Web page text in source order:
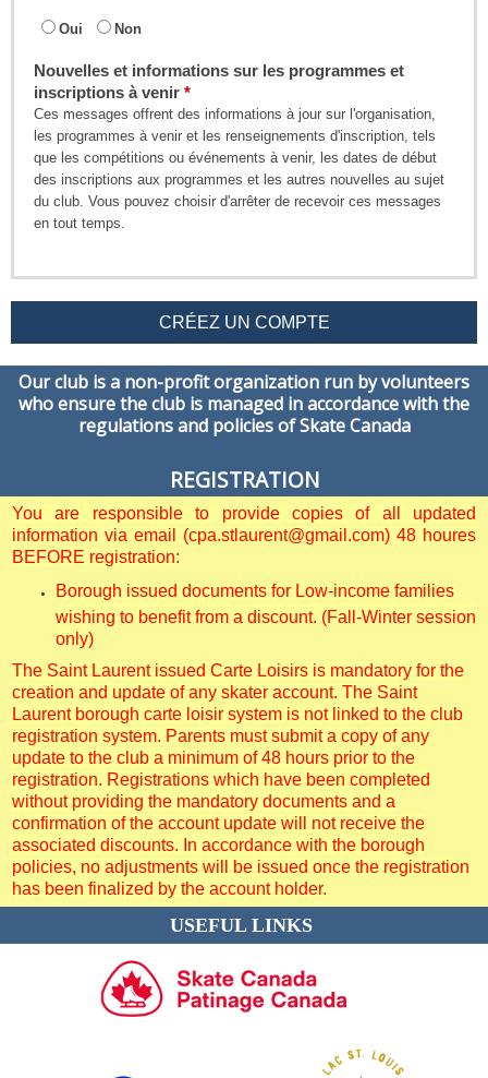
Oui Non
Nouvelles et informations sur les programmes et
inscriptions à venir
Ces messages offrent des informations à jour sur l'organisation,
les programmes à venir et les renseignements d'inscription, tels
que les compétitions ou événements à venir, les dates de début
des inscriptions aux programmes et les autres nouvelles au sujet
du club. Vous pouvez choisir d'arrêter de recevoir ces messages
en tout temps.
CRÉEZ UN COMPTE
Our club is a non-profit organization run by volunteers
who ensure the club is managed in accordance with the
regulations and policies of Skate Canada
REGISTRATION
You are responsible to provide copies of all updated
information via email (cpa.stlaurent@gmail.com) 48 houres
BEFORE registration:
Borough issued documents for Low-income families
wishing to benefit from a discount. (Fall-Winter session
only)
The Saint Laurent issued Carte Loisirs is mandatory for the
creation and update of any skater account. The Saint
Laurent borough carte loisir system is not linked to the club
registration system. Parents must submit a copy of any
update to the club a minimum of 48 hours prior to the
registration. Registrations which have been completed
without providing the mandatory documents and a
confirmation of the account update will not receive the
associated discounts. In accordance with the borough
policies, no adjustments will be issued once the registration
has been finalized by the account holder.
USEFUL LINKS